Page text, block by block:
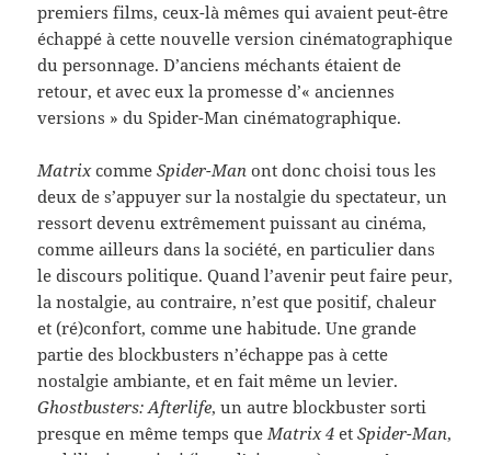
premiers films, ceux-là mêmes qui avaient peut-être
échappé à cette nouvelle version cinématographique
du personnage. D’anciens méchants étaient de
retour, et avec eux la promesse d’« anciennes
versions » du Spider-Man cinématographique.
MatrixcommeSpider-Man ont donc choisi tous les
deux de s’appuyer sur la nostalgie du spectateur, un
ressort devenu extrêmement puissant au cinéma,
comme ailleurs dans la société, en particulier dans
le discours politique. Quand l’avenir peut faire peur,
la nostalgie, au contraire, n’est que positif, chaleur
et (ré)confort, comme une habitude. Une grande
partie des blockbusters n’échappe pas à cette
nostalgie ambiante, et en fait même un levier.
Ghostbusters: Afterlife, un autre blockbuster sorti
presque en même temps queMatrix 4 etSpider-Man,